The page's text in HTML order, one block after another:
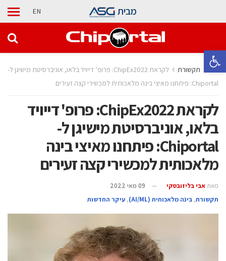
פתח סרגל נגישות
מבית EN
בית תקשורת
לקראת ChipEx2022: פרופ’ דייויד בלאו, אוניברסיטת מישיגן ל-
Chiportal: פיתחנו מאיצי בינה מלאכותית למכשירי קצה זעירים
לקראת ChipEx2022: פרופ' דייויד
בלאו, אוניברסיטת מישיגן ל-
Chiportal: פיתחנו מאיצי בינה
מלאכותית למכשירי קצה זעירים
מאת אבי בליזובסקי
09 מאי 2022
תקשורת, בינה מלאכותית (AI/ML) , עיקר החדשות